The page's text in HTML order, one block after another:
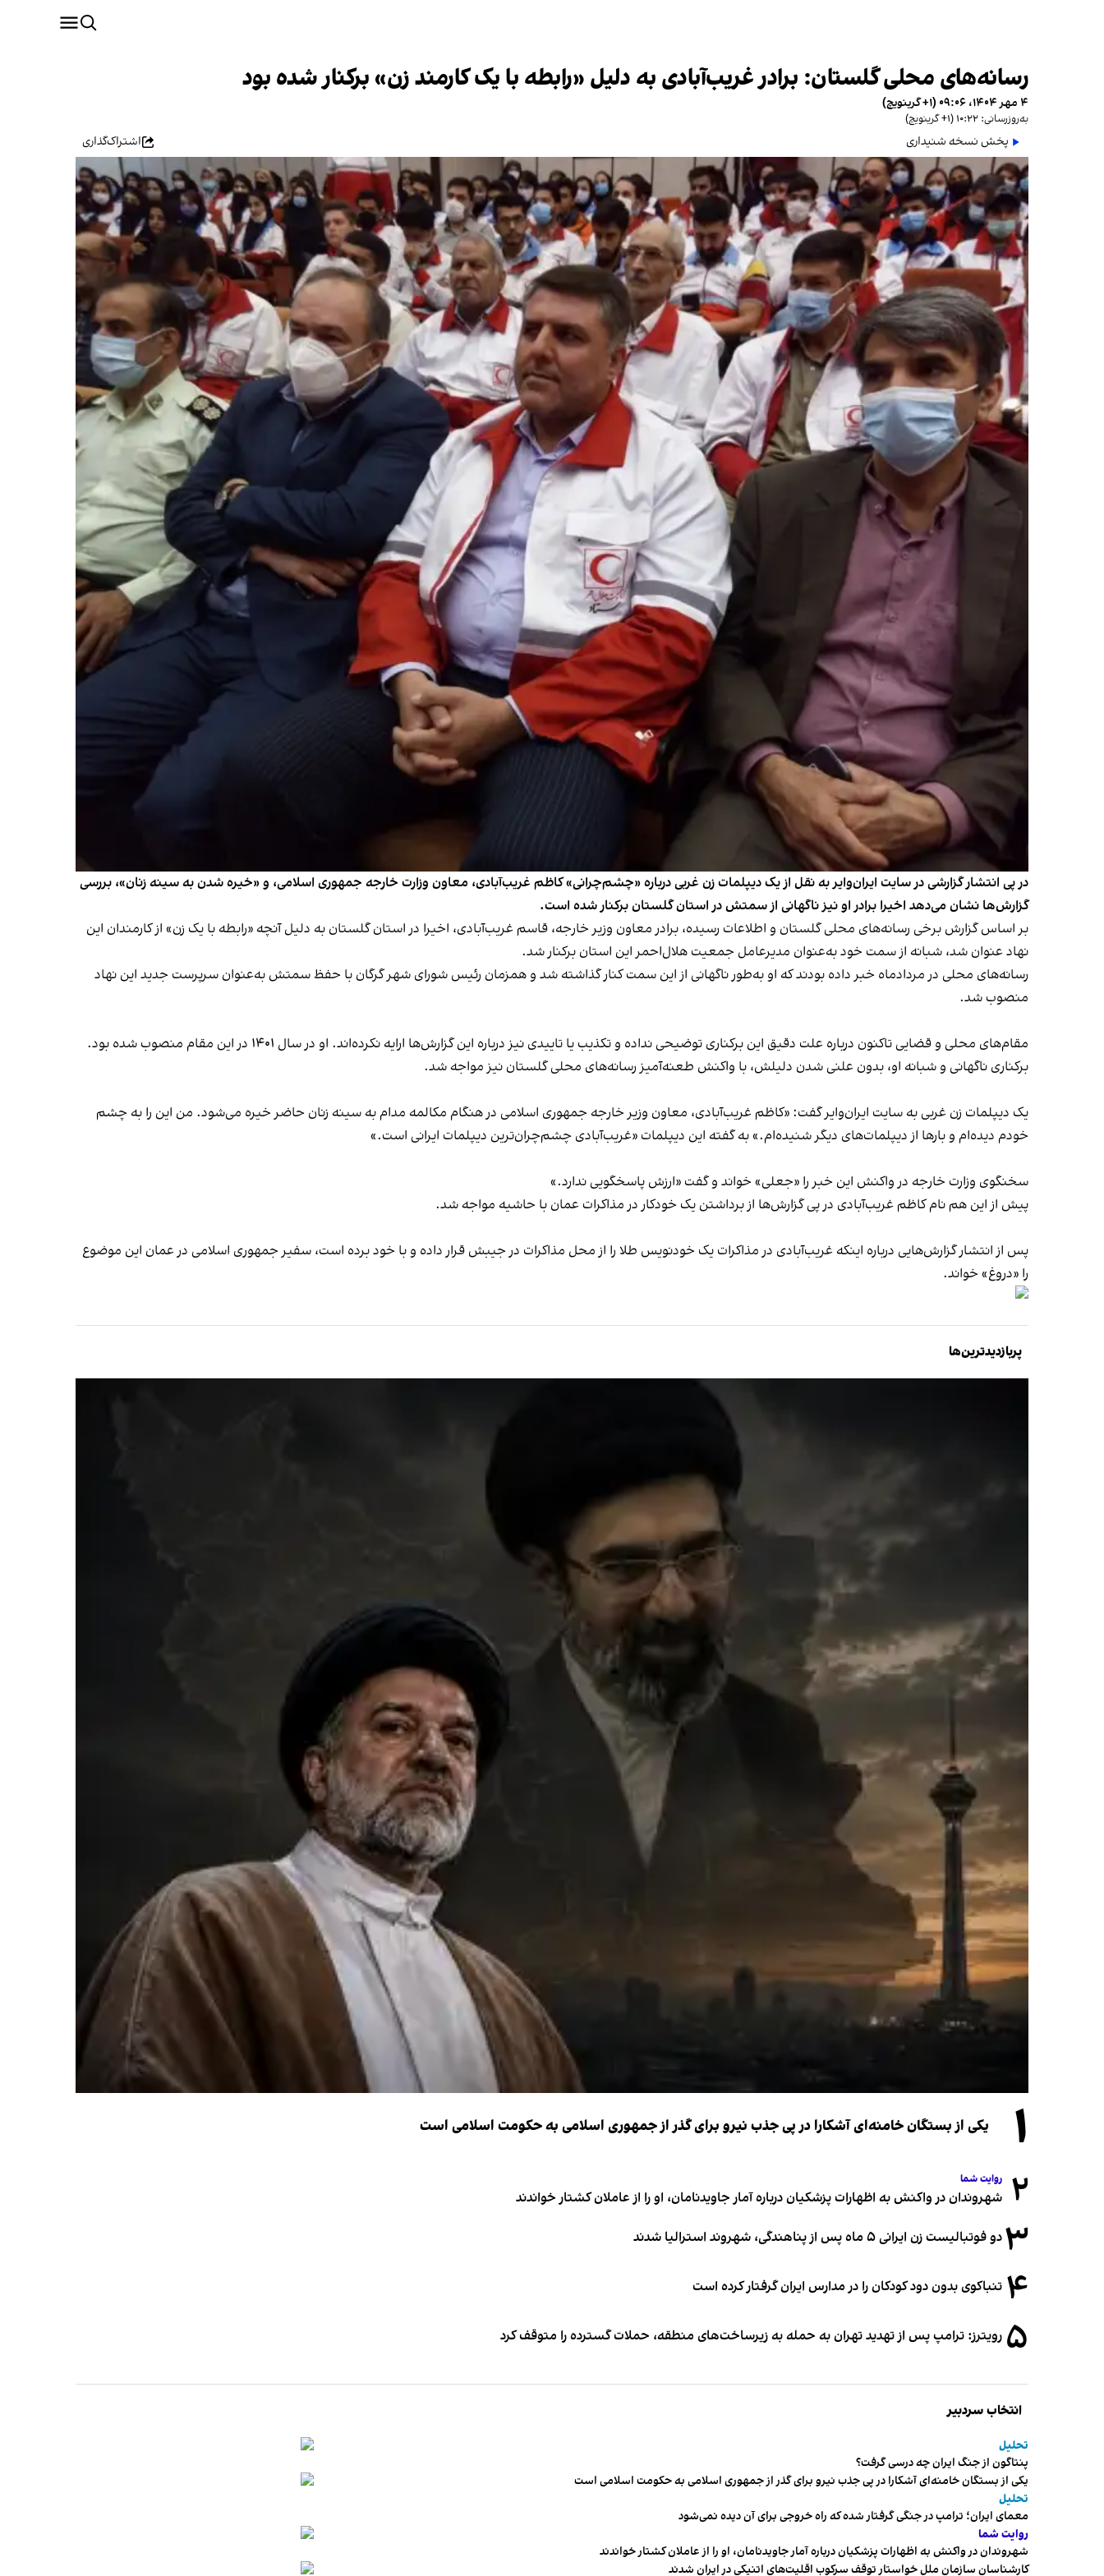
رسانه‌های محلی گلستان: برادر غریب‌آبادی به دلیل «رابطه با یک کارمند زن» برکنار شده بود
۴ مهر ۱۴۰۴، ۰۹:۰۶ (‎+۱ گرینویچ)
به‌روزرسانی: ۱۰:۲۲ (‎+۱ گرینویچ)
پخش نسخه شنیداری اشتراک‌گذاری
در پی انتشار گزارشی در سایت ایران‌وایر به نقل از یک دیپلمات زن غربی درباره «چشم‌چرانی» کاظم غریب‌آبادی، معاون وزارت خارجه جمهوری اسلامی، و «خیره شدن به سینه زنان»، بررسی
گزارش‌ها نشان می‌دهد اخیرا برادر او نیز ناگهانی از سمتش در استان گلستان برکنار شده است.
بر اساس گزارش‌ برخی رسانه‌های محلی گلستان و اطلاعات رسیده، برادر معاون وزیر خارجه، قاسم غریب‌آبادی، اخیرا در استان گلستان به دلیل آنچه «رابطه با یک زن» از کارمندان این
نهاد عنوان شد، شبانه از سمت خود به‌عنوان مدیرعامل جمعیت هلال‌احمر این استان برکنار شد.
رسانه‌های محلی در مردادماه خبر داده بودند که او به‌طور ناگهانی از این سمت کنار گذاشته شد و همزمان رئیس شورای شهر گرگان با حفظ سمتش به‌عنوان سرپرست جدید این نهاد
منصوب شد.
مقام‌های محلی و قضایی تاکنون درباره علت دقیق این برکناری توضیحی نداده‌ و تکذیب یا تاییدی نیز درباره این گزارش‌ها ارایه نکرده‌اند. او در سال ۱۴۰۱ در این مقام منصوب شده بود.
برکناری ناگهانی و شبانه او، بدون علنی شدن دلیلش، با واکنش طعنه‌آمیز رسانه‌های محلی گلستان نیز مواجه شد.
یک دیپلمات زن غربی به سایت ایران‌وایر گفت: «کاظم غریب‌آبادی، معاون وزیر خارجه جمهوری اسلامی در هنگام مکالمه مدام به سینه زنان حاضر خیره می‌شود. من این را به چشم
خودم دیده‌ام و بارها از دیپلمات‌های دیگر شنیده‌ام.» به گفته این دیپلمات «غریب‌آبادی چشم‌چران‌ترین دیپلمات ایرانی است.»
سخنگوی وزارت خارجه در واکنش این خبر را «جعلی» خواند و گفت «ارزش پاسخگویی ندارد.»
پیش از این هم نام کاظم غریب‌آبادی در پی گزارش‌ها از برداشتن یک خودکار در مذاکرات عمان با حاشیه مواجه شد.
پس از انتشار گزارش‌هایی درباره اینکه غریب‌آبادی در مذاکرات یک خودنویس طلا را از محل مذاکرات در جیبش قرار داده و با خود برده است، سفیر جمهوری اسلامی در عمان این موضوع
را «دروغ» خواند.
پربازدیدترین‌ها
۱ یکی از بستگان خامنه‌ای آشکارا در پی جذب نیرو برای گذر از جمهوری اسلامی به حکومت اسلامی است
۲ روایت شما
شهروندان در واکنش به اظهارات پزشکیان درباره آمار جاویدنامان، او را از عاملان کشتار خواندند
۳دو فوتبالیست زن ایرانی ۵ ماه پس از پناهندگی، شهروند استرالیا شدند
۴ تنباکوی بدون دود کودکان را در مدارس ایران گرفتار کرده است
۵ رویترز: ترامپ پس از تهدید تهران به حمله به زیرساخت‌های منطقه، حملات گسترده را متوقف کرد
انتخاب سردبیر
تحلیل
پنتاگون از جنگ ایران چه درسی گرفت؟
یکی از بستگان خامنه‌ای آشکارا در پی جذب نیرو برای گذر از جمهوری اسلامی به حکومت اسلامی است
تحلیل
معمای ایران؛ ترامپ در جنگی گرفتار شده که راه خروجی برای آن دیده نمی‌شود
روایت شما
شهروندان در واکنش به اظهارات پزشکیان درباره آمار جاویدنامان، او را از عاملان کشتار خواندند
کارشناسان سازمان ملل خواستار توقف سرکوب اقلیت‌های اتنیکی در ایران شدند